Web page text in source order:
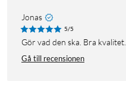
Jonas
5/5
Gör vad den ska. Bra kvalitet.
Gå till recensionen